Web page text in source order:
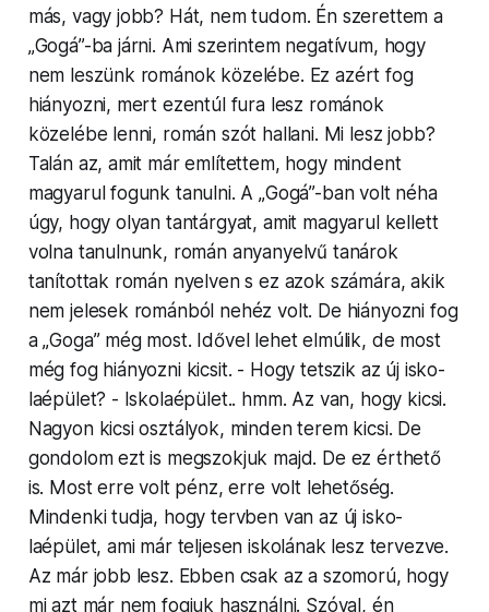
más, vagy jobb? Hát, nem tudom. Én szerettem a
„Gogá”-ba járni. Ami szerintem negatívum, hogy
nem leszünk románok közelébe. Ez azért fog
hiányozni, mert ezentúl fura lesz románok
közelébe lenni, román szót hallani. Mi lesz jobb?
Talán az, amit már említettem, hogy mindent
magyarul fogunk tanulni. A „Gogá”-ban volt néha
úgy, hogy olyan tantárgyat, amit magyarul kellett
volna tanulnunk, román anyanyelvű tanárok
tanítottak román nyelven s ez azok számára, akik
nem jelesek románból nehéz volt. De hiányozni fog
a „Goga” még most. Idővel lehet elmúlik, de most
még fog hiányozni kicsit. - Hogy tetszik az új isko­
laépület? - Isko­laépület.. hmm. Az van, hogy kicsi.
Nagyon kicsi osztályok, minden terem kicsi. De
gondolom ezt is megszokjuk majd. De ez érthető
is. Most erre volt pénz, erre volt lehetőség.
Mindenki tudja, hogy tervben van az új isko­
laépület, ami már teljesen iskolának lesz tervezve.
Az már jobb lesz. Ebben csak az a szomorú, hogy
mi azt már nem fogjuk használni. Szóval, én